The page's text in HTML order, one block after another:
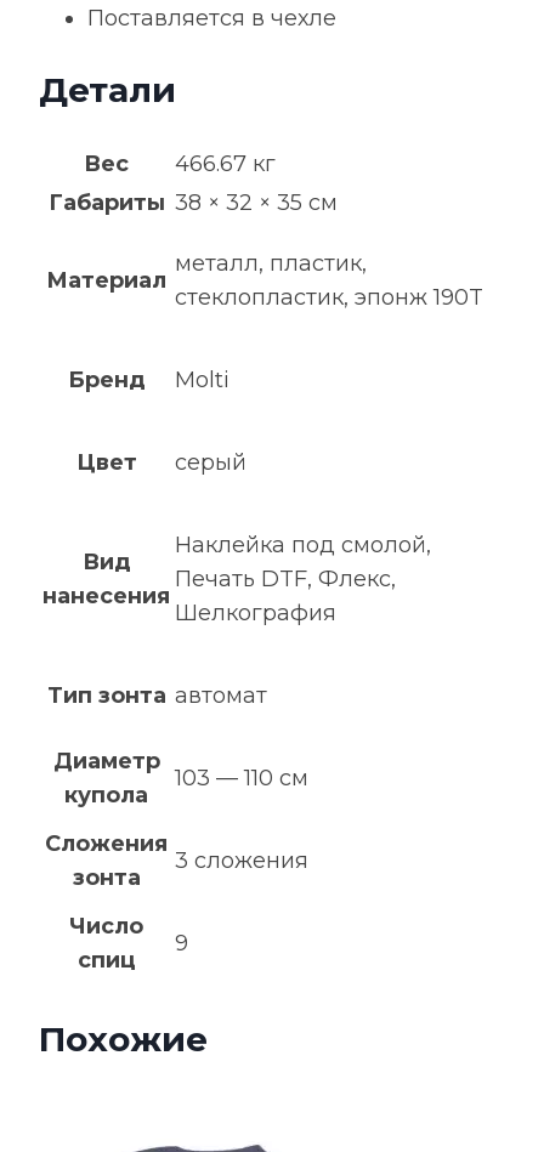
Поставляется в чехле
Детали
Вес
466.67 кг
Габариты 38 × 32 × 35 см
Материал
металл, пластик,
стеклопластик, эпонж 190T
Бренд Molti
Цвет серый
Вид
нанесения
Наклейка под смолой,
Печать DTF, Флекс,
Шелкография
Тип зонта автомат
Диаметр
купола
103 — 110 см
Сложения
зонта
3 сложения
Число
спиц
9
Похожие